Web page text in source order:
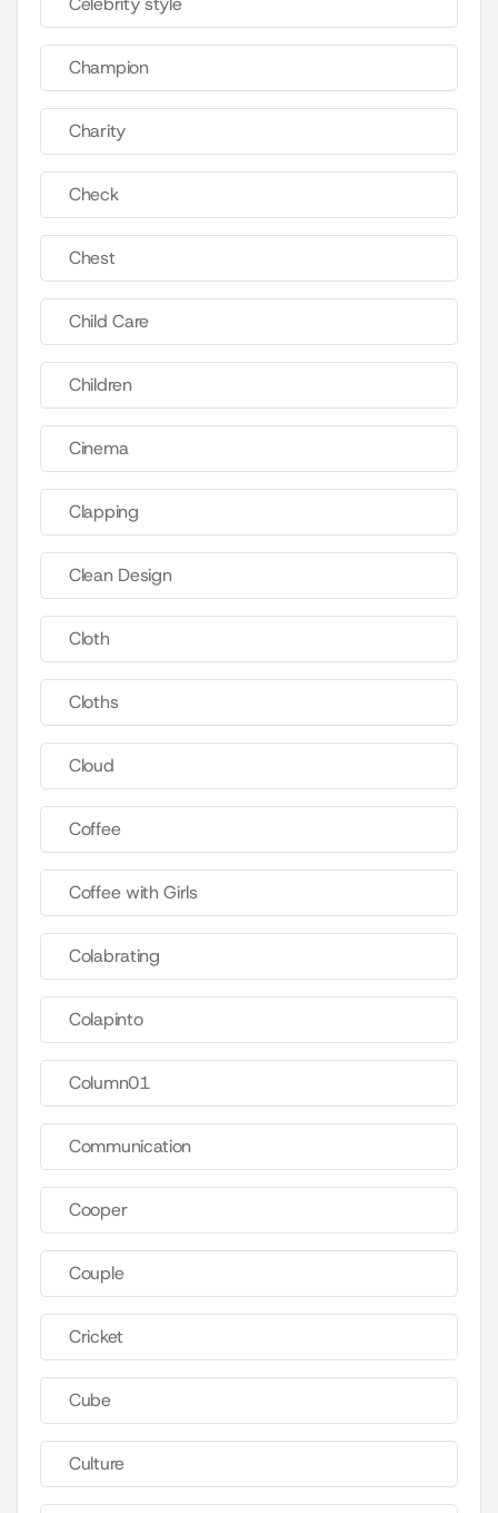
Champion
Charity
Check
Chest
Child Care
Children
Cinema
Clapping
Clean Design
Cloth
Cloths
Cloud
Coffee
Coffee with Girls
Colabrating
Colapinto
Column01
Communication
Cooper
Couple
Cricket
Cube
Culture